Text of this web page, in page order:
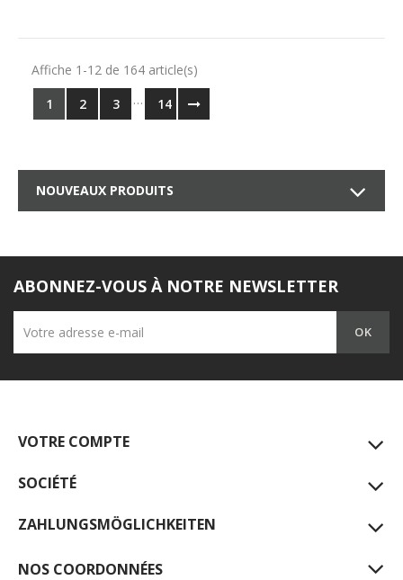
Affiche 1-12 de 164 article(s)
1
2 3 … 14
NOUVEAUX PRODUITS
ABONNEZ-VOUS À NOTRE NEWSLETTER
VOTRE COMPTE
SOCIÉTÉ
ZAHLUNGSMÖGLICHKEITEN
NOS COORDONNÉES